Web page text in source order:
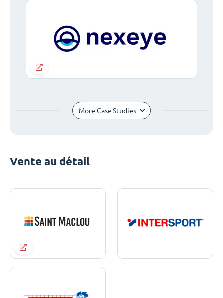
More Case Studies
Vente au détail